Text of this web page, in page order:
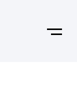
Odpri